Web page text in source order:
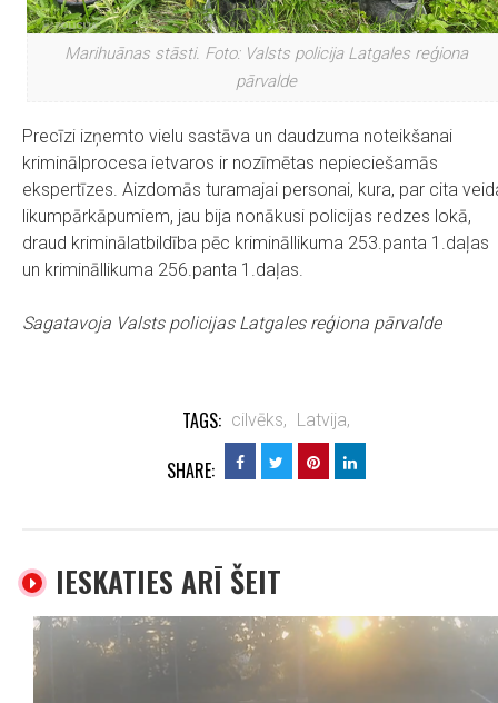
Marihuānas stāsti. Foto: Valsts policija Latgales reģiona
pārvalde
Precīzi izņemto vielu sastāva un daudzuma noteikšanai
kriminālprocesa ietvaros ir nozīmētas nepieciešamās
ekspertīzes. Aizdomās turamajai personai, kura, par cita
likumpārkāpumiem, jau bija nonākusi policijas redzes lokā,
draud kriminālatbildība pēc krimināllikuma 253.panta 1.daļas
un krimināllikuma 256.panta 1.daļas.
Sagatavoja Valsts policijas Latgales reģiona pārvalde
TAGS: cilvēks, Latvija,
SHARE:
IESKATIES ARĪ ŠEIT